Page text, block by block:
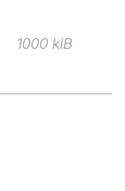
1000 kiB